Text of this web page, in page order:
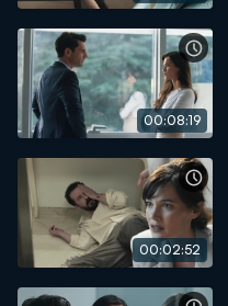
00:08:19
00:02:52